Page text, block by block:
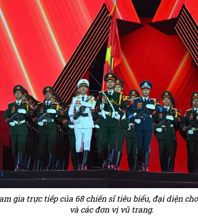
gia trực tiếp của 68 chiến sĩ tiêu biểu, đại diện
và các đơn vị vũ trang.